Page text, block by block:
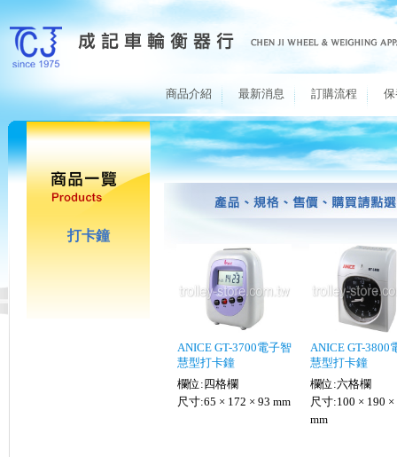
商品介紹 最新消息 訂購流程
打卡鐘
ANICE GT-3700電子智
慧型打卡鐘
欄位:四格欄
尺寸:65 × 172 × 93 mm
ANICE GT-3800
慧型打卡鐘
欄位:六格欄
尺寸:100 × 190 ×
mm